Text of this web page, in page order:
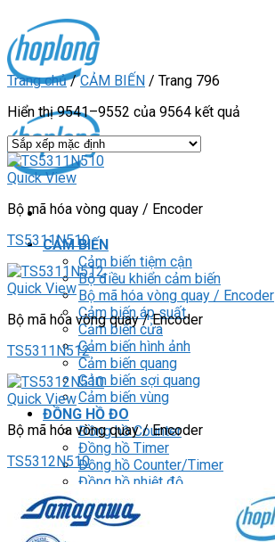
content
CẢM BIẾN
Cảm biến tiệm cận
Bộ điều khiển cảm biến
Bộ mã hóa vòng quay / Encoder
Cảm biến áp suất
Cảm biến cửa
Cảm biến hình ảnh
Cảm biến quang
Cảm biến sợi quang
Cảm biến vùng
ĐỒNG HỒ ĐO
Đồng hồ Counter
Đồng hồ Timer
Đồng hồ Counter/Timer
Đồng hồ nhiệt độ
Đồng hồ đo xung/ tốc độ
Đồng hồ đo hiển thị số
RELAY
Trang chủ / CẢM BIẾN / Trang 796
Hiển thị 9541–9552 của 9564 kết quả
Quick View
Bộ mã hóa vòng quay / Encoder
TS5311N510
Quick View
Bộ mã hóa vòng quay / Encoder
TS5311N512
Quick View
Bộ mã hóa vòng quay / Encoder
TS5312N510